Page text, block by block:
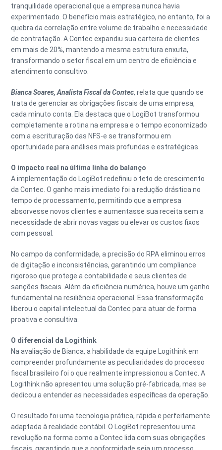
tranquilidade operacional que a empresa nunca havia
experimentado. O benefício mais estratégico, no entanto, foi a
quebra da correlação entre volume de trabalho e necessidade
de contratação. A Contec expandiu sua carteira de clientes
em mais de 20%, mantendo a mesma estrutura enxuta,
transformando o setor fiscal em um centro de eficiência e
atendimento consultivo.
Bianca Soares, Analista Fiscal da Contec, relata que quando se
trata de gerenciar as obrigações fiscais de uma empresa,
cada minuto conta. Ela destaca que o LogiBot transformou
completamente a rotina na empresa e o tempo economizado
com a escrituração das NFS-e se transformou em
oportunidade para análises mais profundas e estratégicas.
O impacto real na última linha do balanço
A implementação do LogiBot redefiniu o teto de crescimento
da Contec. O ganho mais imediato foi a redução drástica no
tempo de processamento, permitindo que a empresa
absorvesse novos clientes e aumentasse sua receita sem a
necessidade de abrir novas vagas ou elevar os custos fixos
com pessoal.
No campo da conformidade, a precisão do RPA eliminou erros
de digitação e inconsistências, garantindo um compliance
rigoroso que protege a contabilidade e seus clientes de
sanções fiscais. Além da eficiência numérica, houve um ganho
fundamental na resiliência operacional. Essa transformação
liberou o capital intelectual da Contec para atuar de forma
proativa e consultiva.
O diferencial da Logithink
Na avaliação de Bianca, a habilidade da equipe Logithink em
compreender profundamente as peculiaridades do processo
fiscal brasileiro foi o que realmente impressionou a Contec. A
Logithink não apresentou uma solução pré-fabricada, mas se
dedicou a entender as necessidades específicas da operação.
O resultado foi uma tecnologia prática, rápida e perfeitamente
adaptada à realidade contábil. O LogiBot representou uma
revolução na forma como a Contec lida com suas obrigações